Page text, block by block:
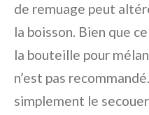
de remuage peut
la boisson. Bien que
la bouteille pour
n’est pas
simplement le